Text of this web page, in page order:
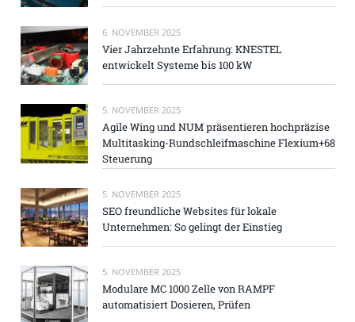
6. NOVEMBER 2025
Vier Jahrzehnte Erfahrung: KNESTEL
entwickelt Systeme bis 100 kW
5. NOVEMBER 2025
Agile Wing und NUM präsentieren hochpräzise
Multitasking-Rundschleifmaschine Flexium+68
Steuerung
5. NOVEMBER 2025
SEO freundliche Websites für lokale
Unternehmen: So gelingt der Einstieg
5. NOVEMBER 2025
Modulare MC 1000 Zelle von RAMPF
automatisiert Dosieren, Prüfen